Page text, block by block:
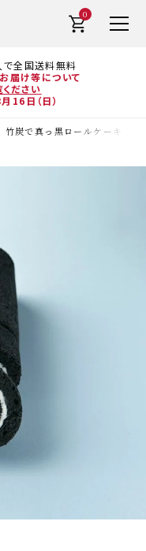
全国送料無料
届け等について
ださい
16日（日）
0
炭で真っ黒ロールケーキ